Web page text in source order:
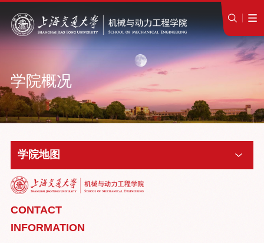
学院概况
学院地图
CONTACT
INFORMATION